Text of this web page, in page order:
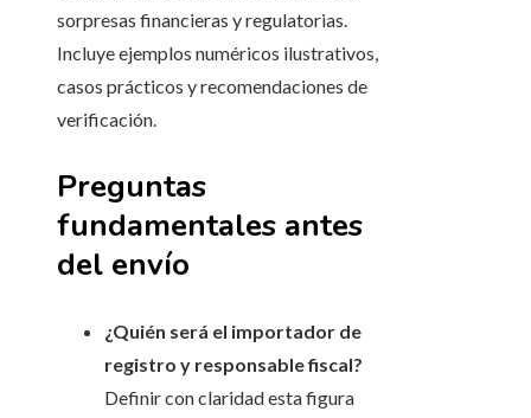
sorpresas financieras y regulatorias.
Incluye ejemplos numéricos ilustrativos,
casos prácticos y recomendaciones de
verificación.
Preguntas
fundamentales antes
del envío
¿Quién será el importador de
registro y responsable fiscal?
Definir con claridad esta figura